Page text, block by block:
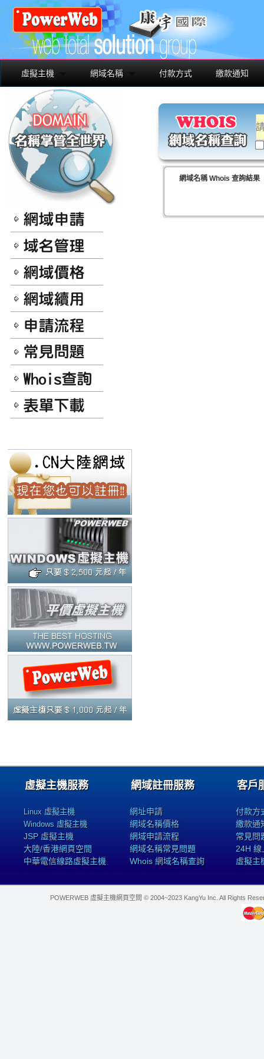
虛擬主機 網域名稱 付款方式 繳款通知
網域名稱 Whois 查詢結果
虛擬主機服務
Linux 虛擬主機
Windows 虛擬主機
JSP 虛擬主機
大陸/香港網頁空間
中華電信線路虛擬主機
網域註冊服務
網址申請
網域名稱價格
網域申請流程
網域名稱常見問題
Whois 網域名稱查詢
客戶
付款方
繳款通
常見問
24H 線
虛擬主
POWERWEB 虛擬主機網頁空間 © 2004~2023 KangYu Inc. All Rights